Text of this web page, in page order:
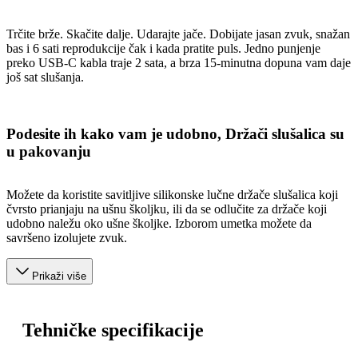
Trčite brže. Skačite dalje. Udarajte jače. Dobijate jasan zvuk, snažan
bas i 6 sati reprodukcije čak i kada pratite puls. Jedno punjenje
preko USB-C kabla traje 2 sata, a brza 15-minutna dopuna vam daje
još sat slušanja.
Podesite ih kako vam je udobno, Držači slušalica su
u pakovanju
Možete da koristite savitljive silikonske lučne držače slušalica koji
čvrsto prianjaju na ušnu školjku, ili da se odlučite za držače koji
udobno naležu oko ušne školjke. Izborom umetka možete da
savršeno izolujete zvuk.
Prikaži više
Tehničke specifikacije